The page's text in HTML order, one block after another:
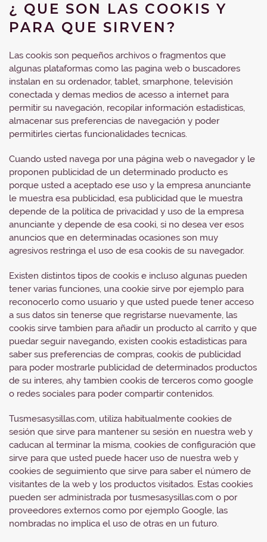
¿ QUE SON LAS COOKIS Y
PARA QUE SIRVEN?
Las cookis son pequeños archivos o fragmentos que
algunas plataformas como las pagina web o buscadores
instalan en su ordenador, tablet, smarphone, televisión
conectada y demas medios de acesso a internet para
permitir su navegación, recopilar información estadisticas,
almacenar sus preferencias de navegación y poder
permitirles ciertas funcionalidades tecnicas.
Cuando usted navega por una página web o navegador y le
proponen publicidad de un determinado producto es
porque usted a aceptado ese uso y la empresa anunciante
le muestra esa publicidad, esa publicidad que le muestra
depende de la politica de privacidad y uso de la empresa
anunciante y depende de esa cooki, si no desea ver esos
anuncios que en determinadas ocasiones son muy
agresivos restringa el uso de esa cookis de su navegador.
Existen distintos tipos de cookis e incluso algunas pueden
tener varias funciones, una cookie sirve por ejemplo para
reconocerlo como usuario y que usted puede tener acceso
a sus datos sin tenerse que regristarse nuevamente, las
cookis sirve tambien para añadir un producto al carrito y que
puedar seguir navegando, existen cookis estadisticas para
saber sus preferencias de compras, cookis de publicidad
para poder mostrarle publicidad de determinados productos
de su interes, ahy tambien cookis de terceros como google
o redes sociales para poder compartir contenidos.
Tusmesasysillas.com, utiliza habitualmente cookies de
sesión que sirve para mantener su sesión en nuestra web y
caducan al terminar la misma, cookies de configuración que
sirve para que usted puede hacer uso de nuestra web y
cookies de seguimiento que sirve para saber el número de
visitantes de la web y los productos visitados. Estas cookies
pueden ser administrada por tusmesasysillas.com o por
proveedores externos como por ejemplo Google, las
nombradas no implica el uso de otras en un futuro.